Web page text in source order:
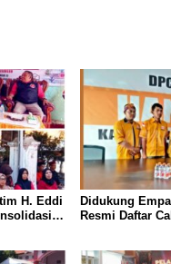
H. Eddi
Didukung
Resmi Daftar